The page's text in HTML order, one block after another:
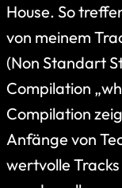
House. So
von meinem
(Non Standart
Compilation
Compilation
Anfänge von
wertvolle